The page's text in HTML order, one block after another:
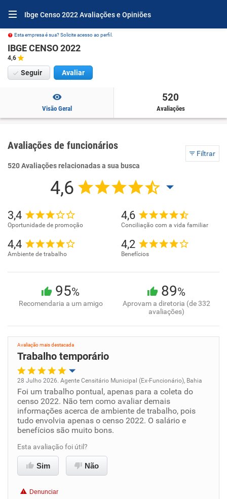
Ibge Censo 2022 Avaliações e Opiniões
Esta empresa é sua? Solicite acesso ao perfil.
IBGE CENSO 2022
4,6
Seguir Avaliar
Visão Geral
520
Avaliações
Avaliações de funcionários
Filtrar
520 Avaliações relacionadas a sua busca
4,6
3,4
Oportunidade de promoção
4,6
Conciliação com a vida familiar
4,4
Ambiente de trabalho
4,2
Benefícios
95%
Recomendaria a um amigo
89%
Aprovam a diretoria (de 332
avaliações)
Avaliação mais destacada
Trabalho temporário
Oportunidade de promoção
Ambiente de trabalho
Conciliação com a vida familiar
Benefícios
Recomenda esta empresa
28 Julho 2026. Agente Censitário Municipal (Ex-Funcionário), Bahia
Foi um trabalho pontual, apenas para a coleta do
censo 2022. Não tem como avaliar demais
informações acerca de ambiente de trabalho, pois
tudo envolvia apenas o censo 2022. O salário e
benefícios são muito bons.
Esta avaliação foi útil?
Sim Não
Denunciar